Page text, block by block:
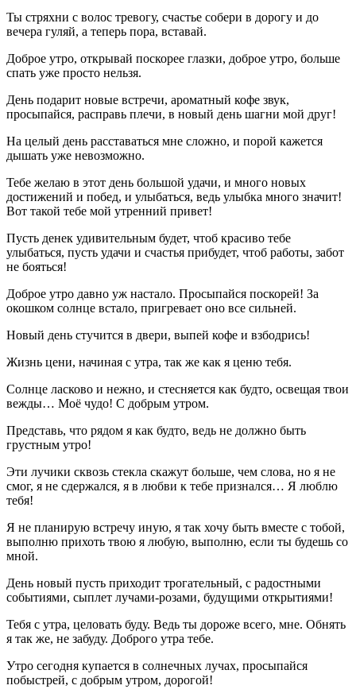
Ты стряхни с волос тревогу, счастье собери в дорогу и до
вечера гуляй, а теперь пора, вставай.
Доброе утро, открывай поскорее глазки, доброе утро, больше
спать уже просто нельзя.
День подарит новые встречи, ароматный кофе звук,
просыпайся, расправь плечи, в новый день шагни мой друг!
На целый день расставаться мне сложно, и порой кажется
дышать уже невозможно.
Тебе желаю в этот день большой удачи, и много новых
достижений и побед, и улыбаться, ведь улыбка много значит!
Вот такой тебе мой утренний привет!
Пусть денек удивительным будет, чтоб красиво тебе
улыбаться, пусть удачи и счастья прибудет, чтоб работы, забот
не бояться!
Доброе утро давно уж настало. Просыпайся поскорей! За
окошком солнце встало, пригревает оно все сильней.
Новый день стучится в двери, выпей кофе и взбодрись!
Жизнь цени, начиная с утра, так же как я ценю тебя.
Солнце ласково и нежно, и стесняется как будто, освещая твои
вежды… Моё чудо! С добрым утром.
Представь, что рядом я как будто, ведь не должно быть
грустным утро!
Эти лучики сквозь стекла скажут больше, чем слова, но я не
смог, я не сдержался, я в любви к тебе признался… Я люблю
тебя!
Я не планирую встречу иную, я так хочу быть вместе с тобой,
выполню прихоть твою я любую, выполню, если ты будешь со
мной.
День новый пусть приходит трогательный, с радостными
событиями, сыплет лучами-розами, будущими открытиями!
Тебя с утра, целовать буду. Ведь ты дороже всего, мне. Обнять
я так же, не забуду. Доброго утра тебе.
Утро сегодня купается в солнечных лучах, просыпайся
побыстрей, с добрым утром, дорогой!